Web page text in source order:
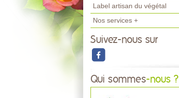
Label artisan du végétal
Nos services +
Suivez-nous sur
Qui sommes-nous ?